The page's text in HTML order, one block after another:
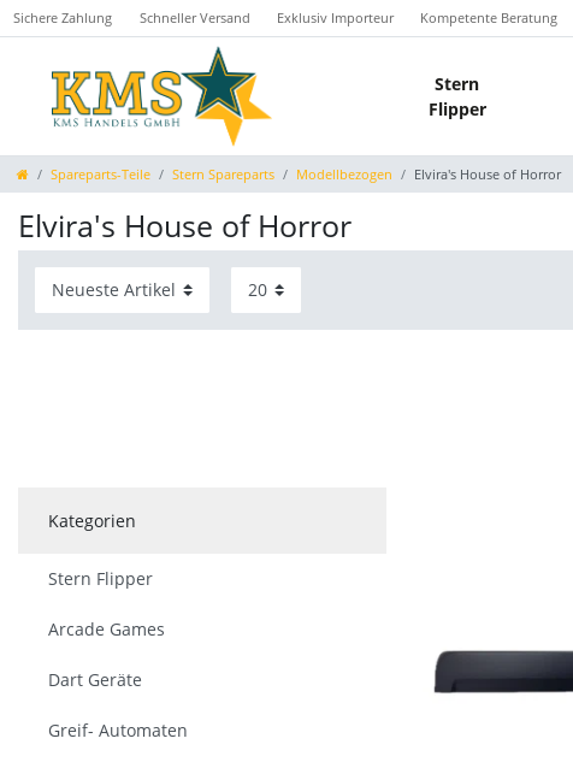
Sichere Zahlung Schneller Versand Exklusiv Importeur Kompetente Beratung
Stern
Flipper
Spareparts-Teile Stern Spareparts Modellbezogen Elvira's House of Horror
Elvira's House of Horror
Kategorien
Stern Flipper
Arcade Games
Dart Geräte
Greif- Automaten